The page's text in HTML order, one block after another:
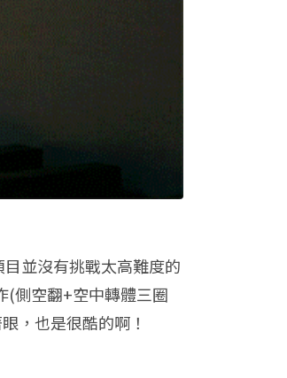
並沒有挑戰太高難度的
(側空翻+空中轉體三圈
，也是很酷的啊！